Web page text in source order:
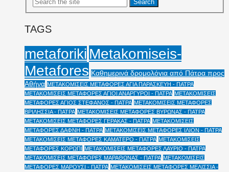
TAGS
metaforiki Metakomiseis-
Metafores Καθημερινά δρομολόγια από Πάτρα προς
Αθήνα ΜΕΤΑΚΟΜΙΣΕΙΣ ΜΕΤΑΦΟΡΕΣ ΑΓΙΑ ΠΑΡΑΣΚΕΥΗ - ΠΑΤΡΑ
ΜΕΤΑΚΟΜΙΣΕΙΣ ΜΕΤΑΦΟΡΕΣ ΑΓΙΟΙ ΑΝΑΡΓΥΡΟΙ - ΠΑΤΡΑ ΜΕΤΑΚΟΜΙΣΕΙΣ
ΜΕΤΑΦΟΡΕΣ ΑΓΙΟΣ ΣΤΕΦΑΝΟΣ - ΠΑΤΡΑ ΜΕΤΑΚΟΜΙΣΕΙΣ ΜΕΤΑΦΟΡΕΣ
ΒΡΙΛΗΣΣΙΑ - ΠΑΤΡΑ ΜΕΤΑΚΟΜΙΣΕΙΣ ΜΕΤΑΦΟΡΕΣ ΒΥΡΩΝΑΣ - ΠΑΤΡΑ
ΜΕΤΑΚΟΜΙΣΕΙΣ ΜΕΤΑΦΟΡΕΣ ΓΕΡΑΚΑΣ - ΠΑΤΡΑ ΜΕΤΑΚΟΜΙΣΕΙΣ
ΜΕΤΑΦΟΡΕΣ ΔΑΦΝΗ - ΠΑΤΡΑ ΜΕΤΑΚΟΜΙΣΕΙΣ ΜΕΤΑΦΟΡΕΣ ΙΛΙΟΝ - ΠΑΤΡΑ
ΜΕΤΑΚΟΜΙΣΕΙΣ ΜΕΤΑΦΟΡΕΣ ΚΑΜΑΤΕΡΟ - ΠΑΤΡΑ ΜΕΤΑΚΟΜΙΣΕΙΣ
ΜΕΤΑΦΟΡΕΣ ΚΟΡΩΠΙ ΜΕΤΑΚΟΜΙΣΕΙΣ ΜΕΤΑΦΟΡΕΣ ΛΑΥΡΙΟ - ΠΑΤΡΑ
ΜΕΤΑΚΟΜΙΣΕΙΣ ΜΕΤΑΦΟΡΕΣ ΜΑΡΑΘΩΝΑΣ - ΠΑΤΡΑ ΜΕΤΑΚΟΜΙΣΕΙΣ
ΜΕΤΑΦΟΡΕΣ ΜΑΡΟΥΣΙ - ΠΑΤΡΑ ΜΕΤΑΚΟΜΙΣΕΙΣ ΜΕΤΑΦΟΡΕΣ ΜΕΛΙΣΣΙΑ -